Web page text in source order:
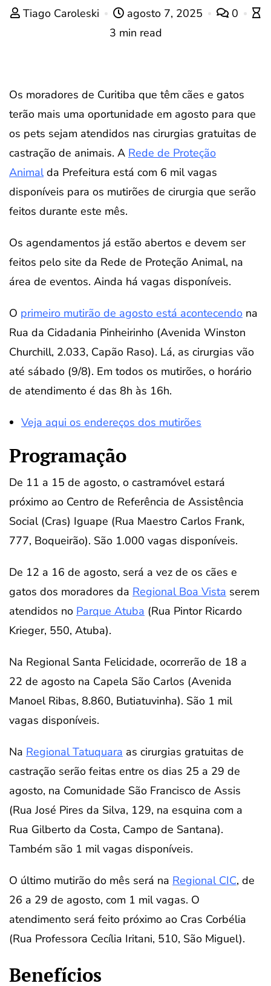
Tiago Caroleski agosto 7, 2025
0
3 min read
Os moradores de Curitiba que têm cães e gatos
terão mais uma oportunidade em agosto para que
os pets sejam atendidos nas cirurgias gratuitas de
castração de animais. A Rede de Proteção
Animalda Prefeitura está com 6 mil vagas
disponíveis para os mutirões de cirurgia que serão
feitos durante este mês.
Os agendamentos já estão abertos e devem ser
feitos pelo site da Rede de Proteção Animal, na
área de eventos. Ainda há vagas disponíveis.
O primeiro mutirão de agosto está acontecendo na
Rua da Cidadania Pinheirinho (Avenida Winston
Churchill, 2.033, Capão Raso). Lá, as cirurgias vão
até sábado (9/8). Em todos os mutirões, o horário
de atendimento é das 8h às 16h.
Veja aqui os endereços dos mutirões
Programação
De 11 a 15 de agosto, o castramóvel estará
próximo ao Centro de Referência de Assistência
Social (Cras) Iguape (Rua Maestro Carlos Frank,
777, Boqueirão). São 1.000 vagas disponíveis.
De 12 a 16 de agosto, será a vez de os cães e
gatos dos moradores da Regional Boa Vista serem
atendidos no Parque Atuba (Rua Pintor Ricardo
Krieger, 550, Atuba).
Na Regional Santa Felicidade, ocorrerão de 18 a
22 de agosto na Capela São Carlos (Avenida
Manoel Ribas, 8.860, Butiatuvinha). São 1 mil
vagas disponíveis.
Na Regional Tatuquara as cirurgias gratuitas de
castração serão feitas entre os dias 25 a 29 de
agosto, na Comunidade São Francisco de Assis
(Rua José Pires da Silva, 129, na esquina com a
Rua Gilberto da Costa, Campo de Santana).
Também são 1 mil vagas disponíveis.
O último mutirão do mês será na Regional CIC, de
26 a 29 de agosto, com 1 mil vagas. O
atendimento será feito próximo ao Cras Corbélia
(Rua Professora Cecília Iritani, 510, São Miguel).
Benefícios